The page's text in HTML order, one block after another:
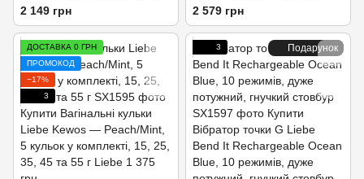
мотори, 10 режимів
2 149 грн
Cerise, нагрів до 39 °C,
пульт, трусики S-M в
комплекті
2 579 грн
ДОСТАВКА 0 ГРН
ПРОМОКОД
−17%
3
Подарунок
3